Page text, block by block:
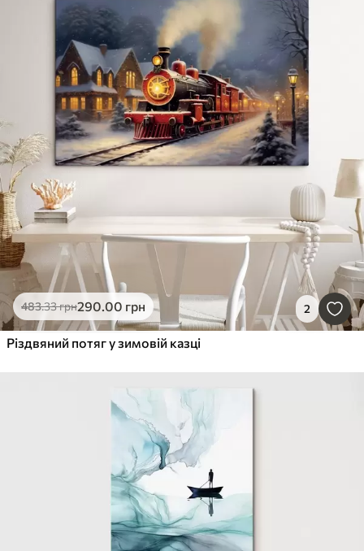
483.33грн290.00 грн 2
Різдвяний потяг у зимовій казці